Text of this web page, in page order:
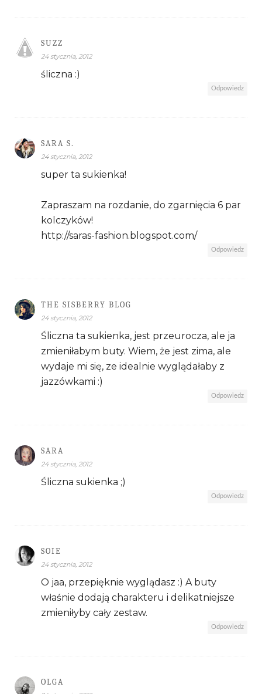
SUZZ
24 stycznia, 2012
śliczna :)
Odpowiedz
SARA S.
24 stycznia, 2012
super ta sukienka!
Zapraszam na rozdanie, do zgarnięcia 6 par
kolczyków!
http://saras-fashion.blogspot.com/
Odpowiedz
THE SISBERRY BLOG
24 stycznia, 2012
Śliczna ta sukienka, jest przeurocza, ale ja
zmieniłabym buty. Wiem, że jest zima, ale
wydaje mi się, ze idealnie wyglądałaby z
jazzówkami :)
Odpowiedz
SARA
24 stycznia, 2012
Śliczna sukienka ;)
Odpowiedz
SOIE
24 stycznia, 2012
O jaa, przepięknie wyglądasz :) A buty
właśnie dodają charakteru i delikatniejsze
zmieniłyby cały zestaw.
Odpowiedz
OLGA